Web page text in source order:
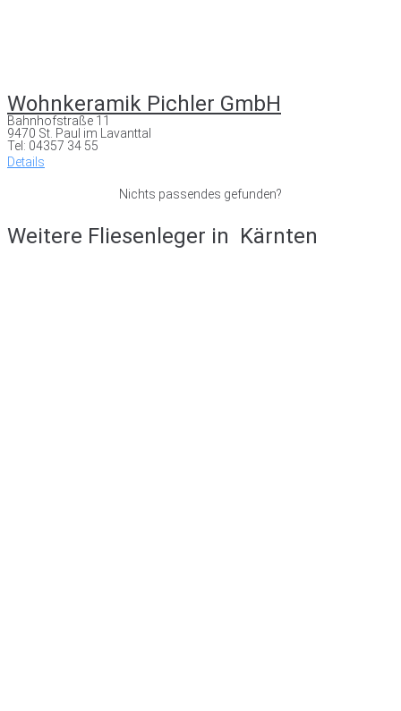
Wohnkeramik Pichler GmbH
Bahnhofstraße 11
9470 St. Paul im Lavanttal
Tel: 04357 34 55
Details
Nichts passendes gefunden?
Weitere Fliesenleger in Kärnten